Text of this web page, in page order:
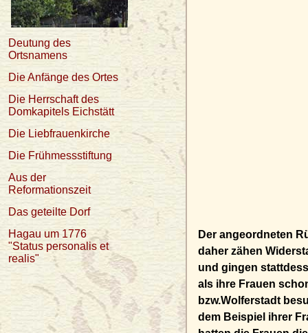
Der angeordneten
daher zähen
und gingen
als ihre Frauen
bzw.Wolferstadt
dem Beispiel ihrer
Deutung des
Ortsnamens
Die Anfänge des Ortes
Die Herrschaft des
Domkapitels Eichstätt
Die Liebfrauenkirche
Die Frühmessstiftung
Aus der
Reformationszeit
Das geteilte Dorf
Hagau um 1776
"Status personalis et
realis"